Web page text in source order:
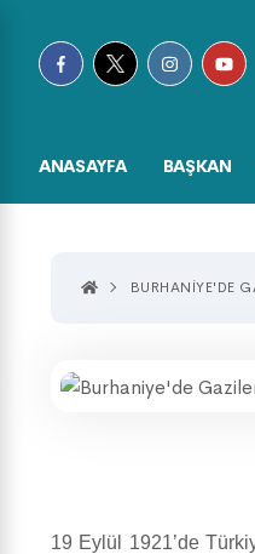
ANASAYFA BAŞKAN
BURHANIYE'DE
19 Eylül 1921’de